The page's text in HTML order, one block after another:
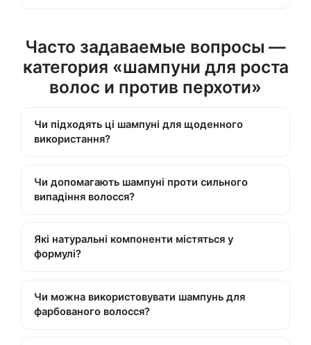
Часто задаваемые вопросы —
категория «шампуни для роста
волос и против перхоти»
Чи підходять ці шампуні для щоденного
використання?
Чи допомагають шампуні проти сильного
випадіння волосся?
Які натуральні компоненти містяться у
формулі?
Чи можна використовувати шампунь для
фарбованого волосся?